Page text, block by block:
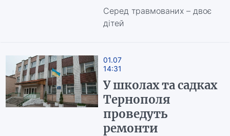
Серед травмованих – двоє
дітей
01.07
14:31
У школах та садках
Тернополя
проведуть
ремонти